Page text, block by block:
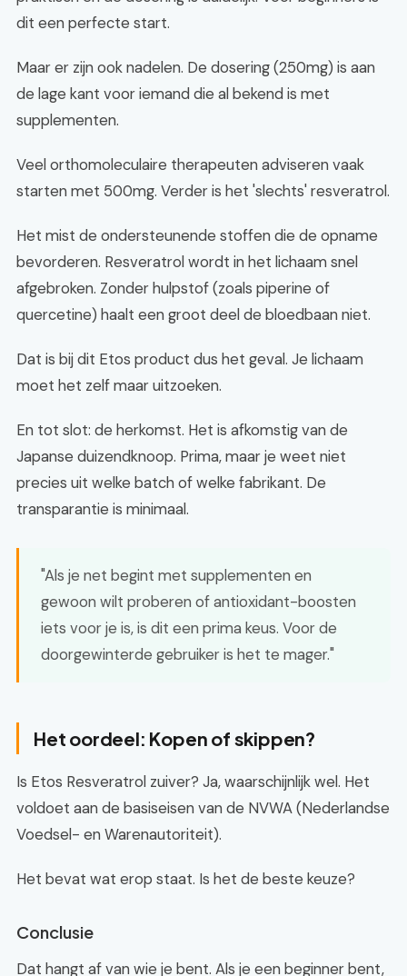
dit een perfecte start.
Maar er zijn ook nadelen. De dosering (250mg) is aan
de lage kant voor iemand die al bekend is met
supplementen.
Veel orthomoleculaire therapeuten adviseren vaak
starten met 500mg. Verder is het 'slechts' resveratrol.
Het mist de ondersteunende stoffen die de opname
bevorderen. Resveratrol wordt in het lichaam snel
afgebroken. Zonder hulpstof (zoals piperine of
quercetine) haalt een groot deel de bloedbaan niet.
Dat is bij dit Etos product dus het geval. Je lichaam
moet het zelf maar uitzoeken.
En tot slot: de herkomst. Het is afkomstig van de
Japanse duizendknoop. Prima, maar je weet niet
precies uit welke batch of welke fabrikant. De
transparantie is minimaal.
"Als je net begint met supplementen en
gewoon wilt proberen of antioxidant-boosten
iets voor je is, is dit een prima keus. Voor de
doorgewinterde gebruiker is het te mager."
Het oordeel: Kopen of skippen?
Is Etos Resveratrol zuiver? Ja, waarschijnlijk wel. Het
voldoet aan de basiseisen van de NVWA (Nederlandse
Voedsel- en Warenautoriteit).
Het bevat wat erop staat. Is het de beste keuze?
Conclusie
Dat hangt af van wie je bent. Als je een beginner bent,